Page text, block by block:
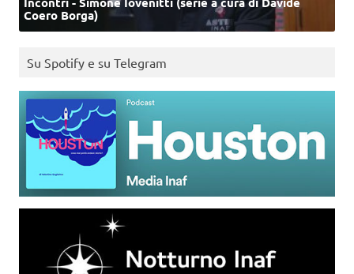
Coero Borga)
Su Spotify e su Telegram